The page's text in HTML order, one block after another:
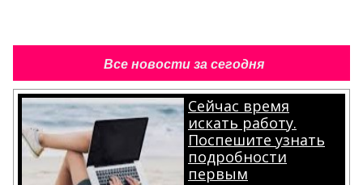
Все новости за сегодня
Сейчас время
искать работу.
Поспешите узнать
подробности
первым